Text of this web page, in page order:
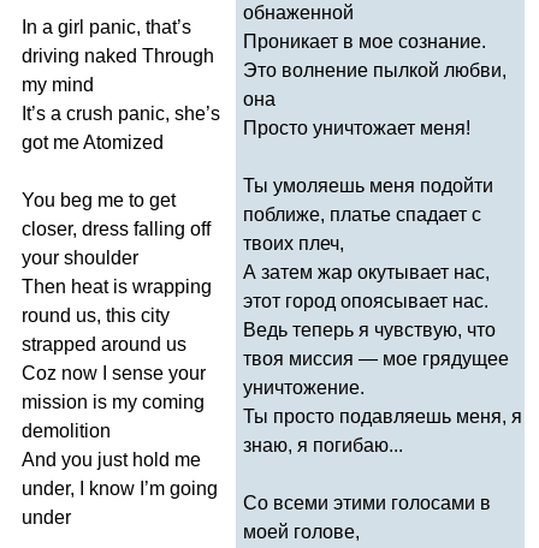
In a girl panic, that’s
driving naked Through
my mind
It’s a crush panic, she’s
got meAtomized
You beg me to get
closer, dress falling off
your shoulder
Then heat is wrapping
round us, this city
strapped around us
Coz now sense your
mission is my coming
demolition
And you just hold me
under, know ’m going
under
обнаженной
Проникает в мое сознание.
Это волнение пылкой любви,
она
Просто уничтожает меня!
Ты умоляешь меня подойти
поближе, платье спадает с
твоих плеч,
А затем жар окутывает нас,
этот город опоясывает нас.
Ведь теперь я чувствую, что
твоя миссия — мое грядущее
уничтожение.
Ты просто подавляешь меня, я
знаю, я погибаю...
Со всеми этими голосами в
моей голове,